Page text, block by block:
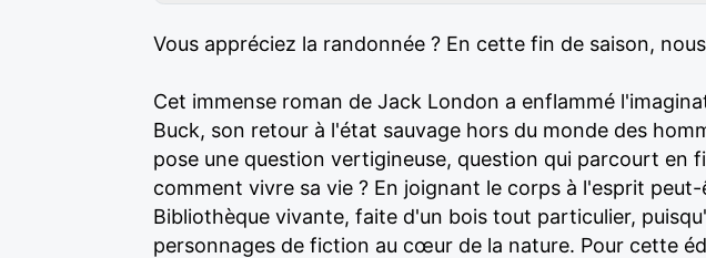
Vous appréciez la randonnée ? En cette fin de saison,
Cet immense roman de Jack London a enflammé
Buck, son retour à l'état sauvage hors du monde des
pose une question vertigineuse, question qui parcourt en
comment vivre sa vie ? En joignant le corps à l'esprit
Bibliothèque vivante, faite d'un bois tout particulier,
personnages de fiction au cœur de la nature. Pour cette